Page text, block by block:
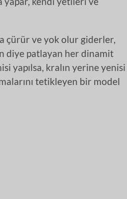
çürür ve yok olur giderler,
diye patlayan her dinamit
yapılsa, kralın yerine yenisi
tetikleyen bir model